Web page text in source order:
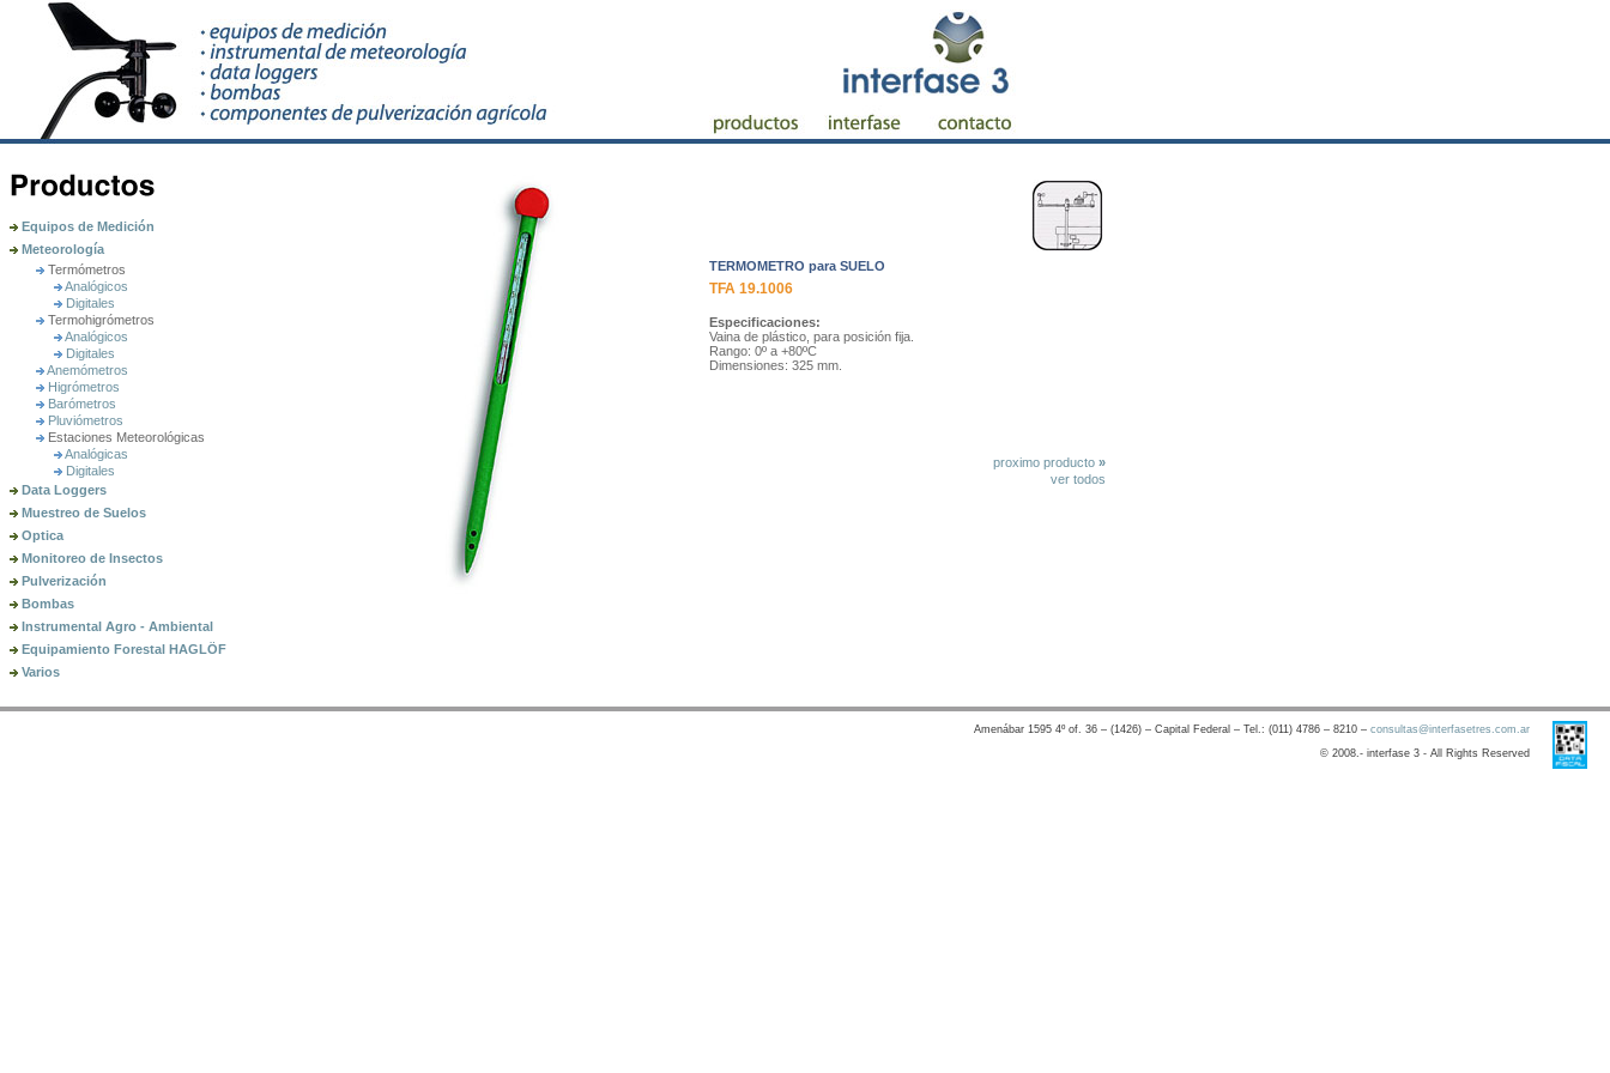
Equipos de Medición
Meteorología
Termómetros
Analógicos
Digitales
Termohigrómetros
Analógicos
Digitales
Anemómetros
Higrómetros
Barómetros
Pluviómetros
Estaciones Meteorológicas
Analógicas
Digitales
Data Loggers
Muestreo de Suelos
Optica
Monitoreo de Insectos
Pulverización
Bombas
Instrumental Agro - Ambiental
Equipamiento Forestal HAGLÖF
Varios
TERMOMETRO para SUELO
TFA 19.1006
Especificaciones:
Vaina de plástico, para posición fija.
Rango: 0º a +80ºC
Dimensiones: 325 mm.
proximo producto »
ver todos
Amenábar 1595 4º of. 36 – (1426) – Capital Federal – Tel.: (011) 4786 – 8210 – consultas@interfasetres.com.ar
© 2008.- interfase 3 - All Rights Reserved